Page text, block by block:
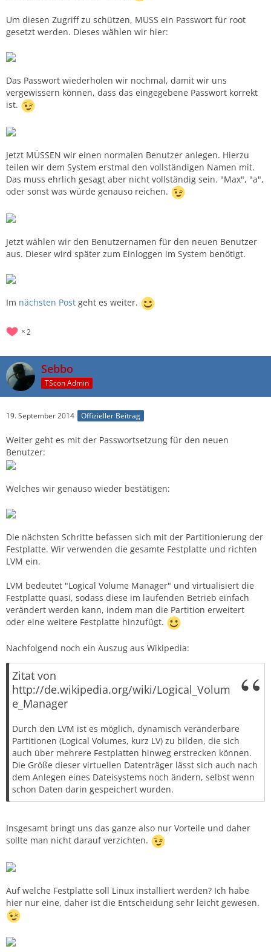
Um diesen Zugriff zu schützen, MUSS ein Passwort für root
gesetzt werden. Dieses wählen wir hier:
Das Passwort wiederholen wir nochmal, damit wir uns
vergewissern können, dass das eingegebene Passwort korrekt
ist.
Jetzt MÜSSEN wir einen normalen Benutzer anlegen. Hierzu
teilen wir dem System erstmal den vollständigen Namen mit.
Das muss ehrlich gesagt aber nicht vollständig sein. "Max", "a",
oder sonst was würde genauso reichen.
Jetzt wählen wir den Benutzernamen für den neuen Benutzer
aus. Dieser wird später zum Einloggen im System benötigt.
Im nächsten Post geht es weiter.
2
Sebbo
TScon Admin
19. September 2014 Offizieller Beitrag
Weiter geht es mit der Passwortsetzung für den neuen
Benutzer:
Welches wir genauso wieder bestätigen:
Die nächsten Schritte befassen sich mit der Partitionierung der
Festplatte. Wir verwenden die gesamte Festplatte und richten
LVM ein.
LVM bedeutet "Logical Volume Manager" und virtualisiert die
Festplatte quasi, sodass diese im laufenden Betrieb einfach
verändert werden kann, indem man die Partition erweitert
oder eine weitere Festplatte hinzufügt.
Nachfolgend noch ein Auszug aus Wikipedia:
Zitat von
http://de.wikipedia.org/wiki/Logical_Volum
e_Manager
Durch den LVM ist es möglich, dynamisch veränderbare
Partitionen (Logical Volumes, kurz LV) zu bilden, die sich
auch über mehrere Festplatten hinweg erstrecken können.
Die Größe dieser virtuellen Datenträger lässt sich auch nach
dem Anlegen eines Dateisystems noch ändern, selbst wenn
schon Daten darin gespeichert wurden.
Insgesamt bringt uns das ganze also nur Vorteile und daher
sollte man nicht darauf verzichten.
Auf welche Festplatte soll Linux installiert werden? Ich habe
hier nur eine, daher ist die Entscheidung sehr leicht gewesen.